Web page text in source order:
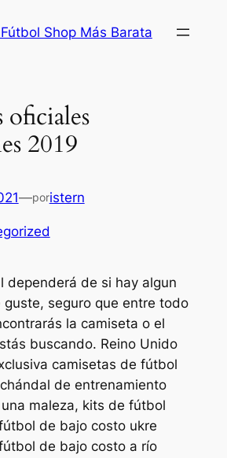
Shop Más Barata
oficiales
2019
—poristern
dependerá de si hay algun
guste, seguro que entre todo
la camiseta o el
buscando. Reino Unido
camisetas de fútbol
de entrenamiento
maleza, kits de fútbol
de bajo costo ukre
de bajo costo a río